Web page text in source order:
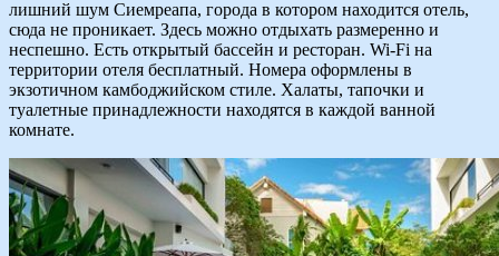
лишний шум Сиемреапа, города в котором находится отель,
сюда не проникает. Здесь можно отдыхать размеренно и
неспешно. Есть открытый бассейн и ресторан. Wi-Fi на
территории отеля бесплатный. Номера оформлены в
экзотичном камбоджийском стиле. Халаты, тапочки и
туалетные принадлежности находятся в каждой ванной
комнате.